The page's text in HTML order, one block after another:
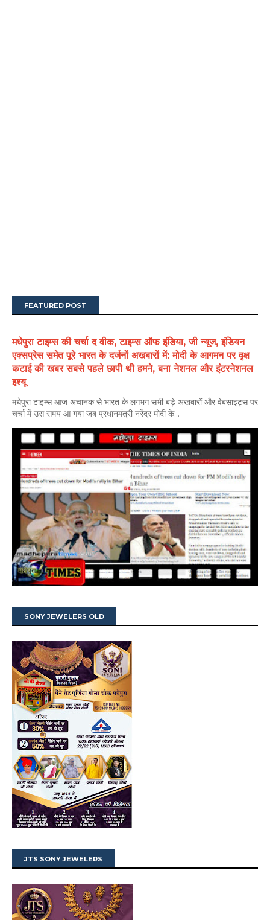
FEATURED POST
मधेपुरा टाइम्स की चर्चा द वीक, टाइम्स ऑफ इंडिया, जी न्यूज, इंडियन
एक्सप्रेस समेत पूरे भारत के दर्जनों अखबारों में: मोदी के आगमन पर वृक्ष
कटाई की खबर सबसे पहले छापी थी हमने, बना नेशनल और इंटरनेशनल
इश्यू
मधेपुरा टाइम्स आज अचानक से भारत के लगभग सभी बड़े अखबारों और वेबसाइट्स पर
चर्चा में उस समय आ गया जब प्रधानमंत्री नरेंद्र मोदी के...
SONY JEWELERS OLD
JTS SONY JEWELERS